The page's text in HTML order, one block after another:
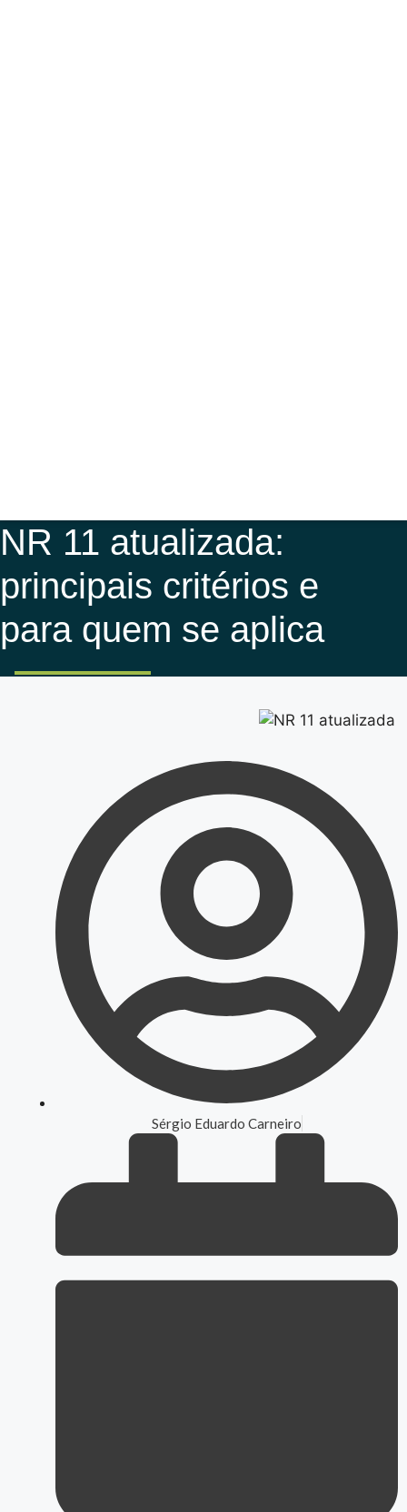
NR 11 atualizada:
principais critérios e
para quem se aplica
Sérgio Eduardo Carneiro